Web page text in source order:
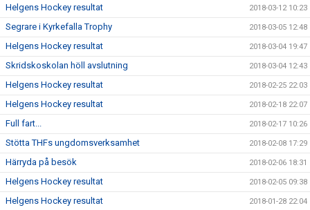
Helgens Hockey resultat 2018-03-12 10:23
Segrare i Kyrkefalla Trophy 2018-03-05 12:48
Helgens Hockey resultat 2018-03-04 19:47
Skridskoskolan höll avslutning 2018-03-04 12:43
Helgens Hockey resultat 2018-02-25 22:03
Helgens Hockey resultat 2018-02-18 22:07
Full fart... 2018-02-17 10:26
Stötta THFs ungdomsverksamhet 2018-02-08 17:29
Härryda på besök 2018-02-06 18:31
Helgens Hockey resultat 2018-02-05 09:38
Helgens Hockey resultat 2018-01-28 22:04